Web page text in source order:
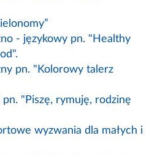
- językowy pn. "Healthy
pn. "Kolorowy talerz
"Piszę, rymuję, rodzinę
wyzwania dla małych i